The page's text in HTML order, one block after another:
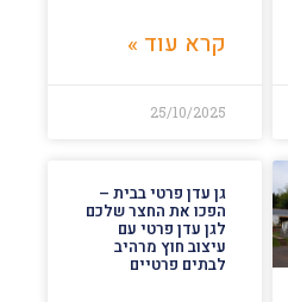
קרא עוד »
25/10/2025
גן עדן פרטי בבית –
הפכו את החצר שלכם
לגן עדן פרטי עם
עיצוב חוץ מרהיב
לבתים פרטיים